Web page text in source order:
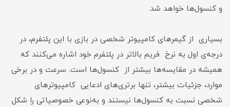
و کنسول‌ها خواهد شد.
بسیاری از گیمرهای کامپیوتر شخصی در بازی با این پلتفرم، در
درجه‌ی اول به نرخ فریم بالاتر در پلتفرم خود اشاره می‌کنند که
همیشه در مقایسه‌ها بیشتر از کنسول‌ها است. سرعت و در برخی
موارد، جزئیات بیشتر، تنها برتری‌های ادعایی کامپیوترهای
شخصی نسبت به کنسول‌ها نیستند و به‌نوعی خصوصیاتی را شکل